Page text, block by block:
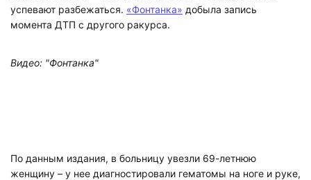
успевают разбежаться. «Фонтанка» добыла запись
момента ДТП с другого ракурса.
Видео: "Фонтанка"
По данным издания, в больницу увезли 69-летнюю
женщину – у нее диагностировали гематомы на ноге и руке,